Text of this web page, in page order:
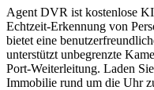
Agent DVR ist kostenlose
Echtzeit-Erkennung von
bietet eine
unterstützt unbegrenzte
Port-Weiterleitung. Laden
Immobilie rund um die Uhr